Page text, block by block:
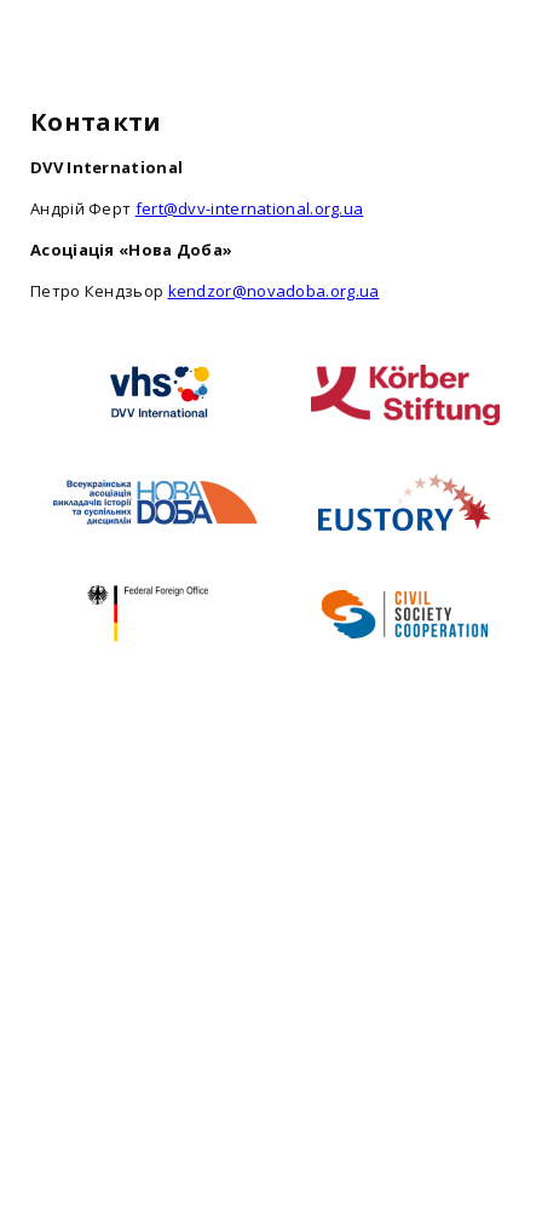
Контакти
DVV International
Андрій Ферт fert@dvv-international.org.ua
Асоціація «Нова Доба»
Петро Кендзьор kendzor@novadoba.org.ua